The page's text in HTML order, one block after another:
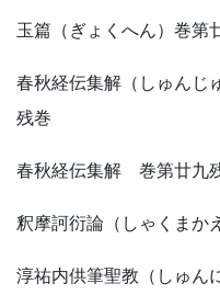
玉篇（ぎょくへん）巻第
春秋経伝集解（しゅんじ
残巻
春秋経伝集解 巻第廿九
釈摩訶衍論（しゃくまか
淳祐内供筆聖教（しゅん